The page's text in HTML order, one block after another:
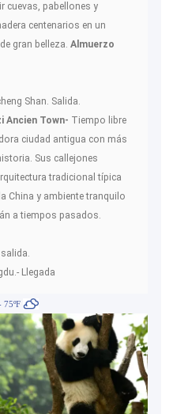
cuevas, pabellones y
centenarios en un
gran belleza. Almuerzo
Shan. Salida.
Ancien Town- Tiempo libre
ciudad antigua con más
Sus callejones
tradicional típica
China y ambiente tranquilo
a tiempos pasados.
Llegada
75ºF